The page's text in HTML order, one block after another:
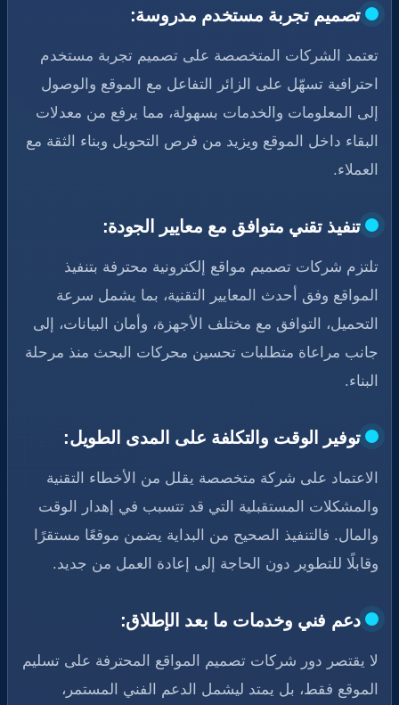
تصميم تجربة مستخدم مدروسة:
تعتمد الشركات المتخصصة على تصميم تجربة مستخدم
احترافية تسهّل على الزائر التفاعل مع الموقع والوصول
إلى المعلومات والخدمات بسهولة، مما يرفع من معدلات
البقاء داخل الموقع ويزيد من فرص التحويل وبناء الثقة مع
العملاء.
تنفيذ تقني متوافق مع معايير الجودة:
تلتزم شركات تصميم مواقع إلكترونية محترفة بتنفيذ
المواقع وفق أحدث المعايير التقنية، بما يشمل سرعة
التحميل، التوافق مع مختلف الأجهزة، وأمان البيانات، إلى
جانب مراعاة متطلبات تحسين محركات البحث منذ مرحلة
البناء.
توفير الوقت والتكلفة على المدى الطويل:
الاعتماد على شركة متخصصة يقلل من الأخطاء التقنية
والمشكلات المستقبلية التي قد تتسبب في إهدار الوقت
والمال. فالتنفيذ الصحيح من البداية يضمن موقعًا مستقرًا
وقابلًا للتطوير دون الحاجة إلى إعادة العمل من جديد.
دعم فني وخدمات ما بعد الإطلاق:
لا يقتصر دور شركات تصميم المواقع المحترفة على تسليم
الموقع فقط، بل يمتد ليشمل الدعم الفني المستمر،